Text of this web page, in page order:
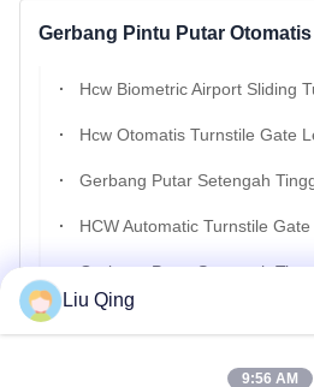
Gerbang Pintu Putar Otomatis
Hcw Biometric Airport Sliding Turnstile Gate
Hcw Otomatis Turnstile Gate Led Indikator Anti
Gerbang Putar Setengah Tinggi Dua Arah HCW Perangkat Kontrol
HCW Automatic Turnstile Gate Dengan Biometric Integration
Gerbang Putar Setengah Tinggi Dua Arah HCW Perangkat Kontrol Akses
Liu Qing
9:56 AM